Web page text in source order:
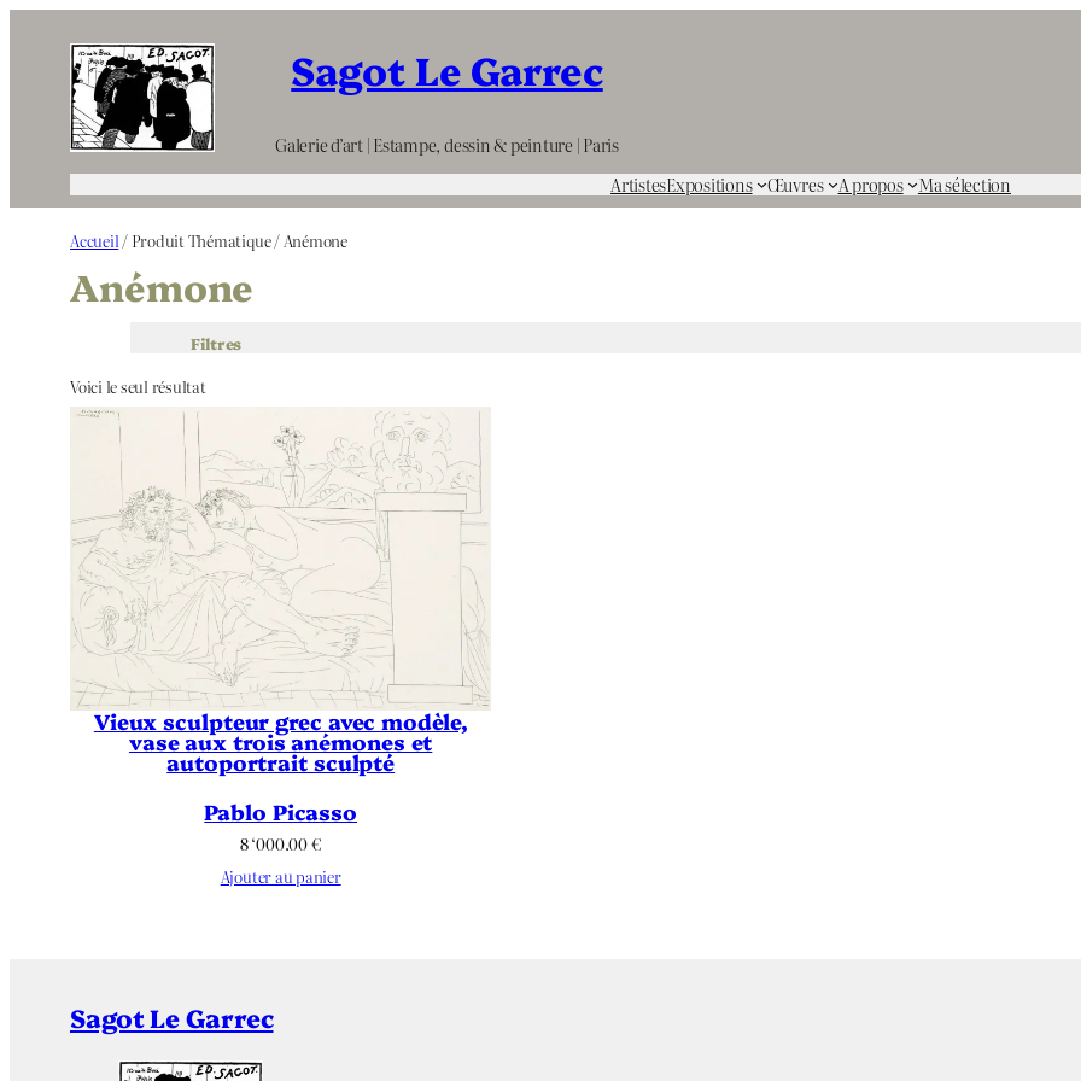
contenu
Sagot Le Garrec
Galerie d’art | Estampe, dessin & peinture | Paris
ArtistesExpositions Œuvres A propos Ma sélection
Accueil / Produit Thématique / Anémone
Anémone
Filtres
Voici le seul résultat
Vieux sculpteur grec avec modèle,
vase aux trois anémones et
autoportrait sculpté
Pablo Picasso
8 ‘000.00€
Ajouter au panier
Sagot Le Garrec